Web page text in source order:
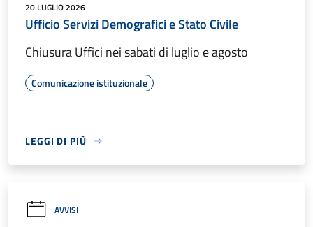
20 LUGLIO 2026
Ufficio Servizi Demografici e Stato Civile
Chiusura Uffici nei sabati di luglio e agosto
Comunicazione istituzionale
LEGGI DI PIÙ
AVVISI